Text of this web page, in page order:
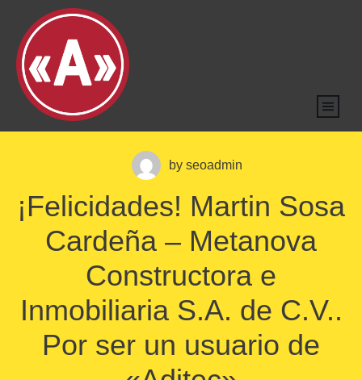
byseoadmin
¡Felicidades! Martin Sosa
Cardeña – Metanova
Constructora e
Inmobiliaria S.A. de C.V..
Por ser un usuario de